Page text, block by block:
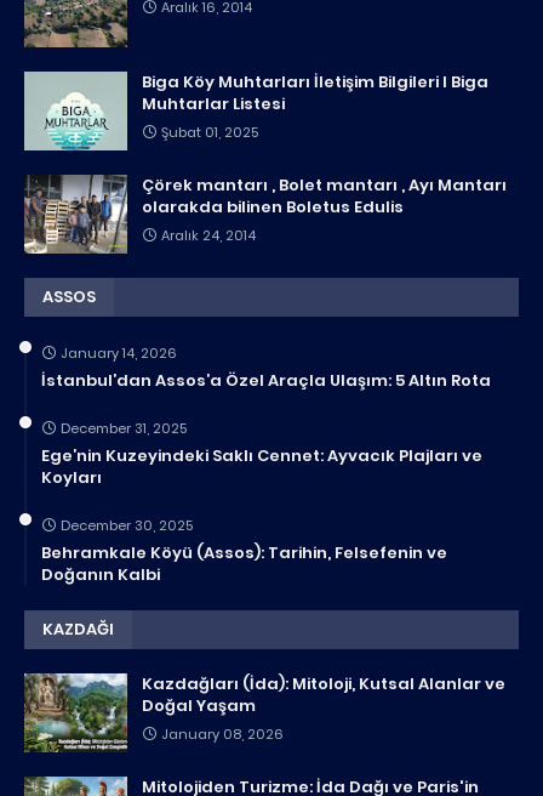
Aralık 16, 2014
Biga Köy Muhtarları İletişim Bilgileri I Biga
Muhtarlar Listesi
Şubat 01, 2025
Çörek mantarı , Bolet mantarı , Ayı Mantarı
olarakda bilinen Boletus Edulis
Aralık 24, 2014
ASSOS
January 14, 2026
İstanbul’dan Assos’a Özel Araçla Ulaşım: 5 Altın Rota
December 31, 2025
Ege’nin Kuzeyindeki Saklı Cennet: Ayvacık Plajları ve
Koyları
December 30, 2025
Behramkale Köyü (Assos): Tarihin, Felsefenin ve
Doğanın Kalbi
KAZDAĞI
Kazdağları (İda): Mitoloji, Kutsal Alanlar ve
Doğal Yaşam
January 08, 2026
Mitolojiden Turizme: İda Dağı ve Paris'in